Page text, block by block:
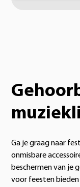
Ga je graag naar
onmisbare
beschermen van je
voor feesten